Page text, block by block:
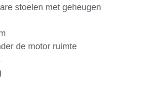
stoelen met geheugen
de motor ruimte